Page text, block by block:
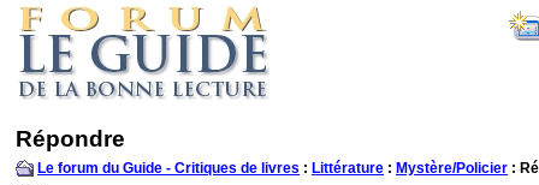
Répondre
Le forum du Guide - Critiques de livres : Littérature : Mystère/Policier :